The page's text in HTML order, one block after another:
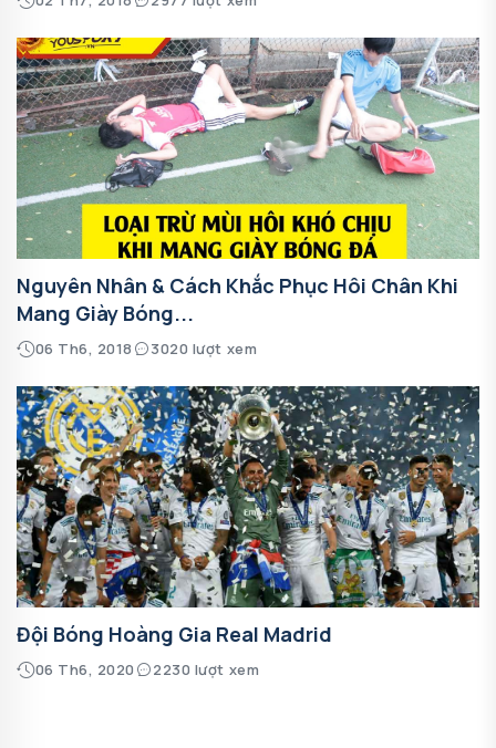
Nguyên Nhân & Cách Khắc Phục Hôi Chân Khi
Mang Giày Bóng...
06 Th6, 2018 3020 lượt xem
Đội Bóng Hoàng Gia Real Madrid
06 Th6, 2020 2230 lượt xem